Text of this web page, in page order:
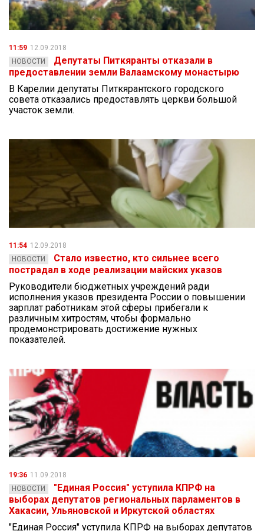
11:59 12.09.2018
НОВОСТИ
Депутаты Питкяранты отказали в
предоставлении земли Валаамскому монастырю
В Карелии депутаты Питкярантского городского
совета отказались предоставлять церкви большой
участок земли.
11:54 12.09.2018
НОВОСТИ
Стало известно, кто сильнее всего
пострадал в ходе реализации майских указов
Руководители бюджетных учреждений ради
исполнения указов президента России о повышении
зарплат работникам этой сферы прибегали к
различным хитростям, чтобы формально
продемонстрировать достижение нужных
показателей.
19:36 11.09.2018
НОВОСТИ
"Единая Россия" уступила КПРФ на
выборах депутатов региональных парламентов в
Хакасии, Ульяновской и Иркутской областях
"Единая Россия" уступила КПРФ на выборах депутатов